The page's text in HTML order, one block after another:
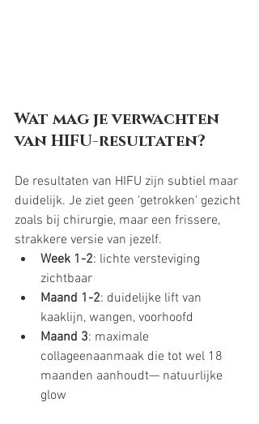
Wat mag je verwachten
van HIFU-resultaten?
De resultaten van HIFU zijn subtiel maar
duidelijk. Je ziet geen ‘getrokken’ gezicht
zoals bij chirurgie, maar een frissere,
strakkere versie van jezelf.
Week 1-2: lichte versteviging
zichtbaar
Maand 1-2: duidelijke lift van
kaaklijn, wangen, voorhoofd
Maand 3: maximale
collageenaanmaak die tot wel 18
maanden aanhoudt— natuurlijke
glow